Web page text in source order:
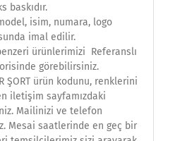
baskıdır.
isim, numara, logo
imal edilir.
ürünlerimizi Referanslı
görebilirsiniz.
ŞORT ürün kodunu, renklerini
iletişim sayfamızdaki
Mailinizi ve telefon
Mesai saatlerinde en geç bir